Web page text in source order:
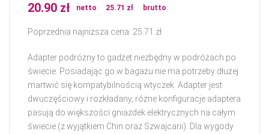
20.90 zł netto 25.71 zł brutto
Poprzednia najniższa cena: 25.71 zł
Adapter podróżny to gadżet niezbędny w podróżach po
świecie. Posiadając go w bagażu nie ma potrzeby dłużej
martwić się kompatybilnością wtyczek. Adapter jest
dwuczęściowy i rozkładany, różne konfiguracje adaptera
pasują do większości gniazdek elektrycznych na całym
świecie (z wyjątkiem Chin oraz Szwajcarii). Dla wygody